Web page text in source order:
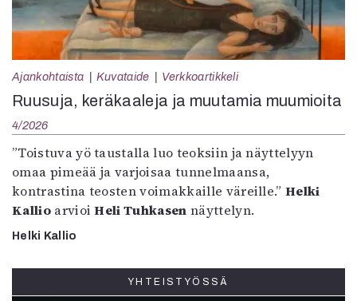
Ajankohtaista Kuvataide Verkkoartikkeli
Ruusuja, keräkaaleja ja muutamia muumioita
4/2026
”Toistuva yö taustalla luo teoksiin ja näyttelyyn
omaa pimeää ja varjoisaa tunnelmaansa,
kontrastina teosten voimakkaille väreille.”Helki
KallioarvioiHeli Tuhkasen näyttelyn.
Helki Kallio
YHTEISTYÖSSÄ